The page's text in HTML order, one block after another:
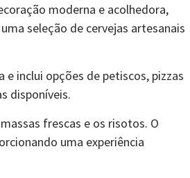
moderna e acolhedora,
seleção de cervejas artesanais
e inclui opções de petiscos, pizzas
disponíveis.
frescas e os risotos. O
uma experiência